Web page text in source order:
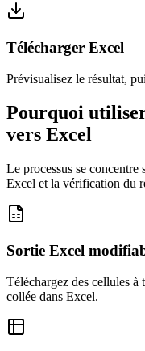
Télécharger Excel
Prévisualisez le résultat,
Pourquoi
vers Excel
Le processus se
Excel et la vérification du
Sortie Excel
Téléchargez des cellules à
collée dans Excel.